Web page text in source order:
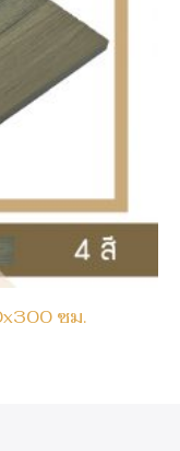
ซม.